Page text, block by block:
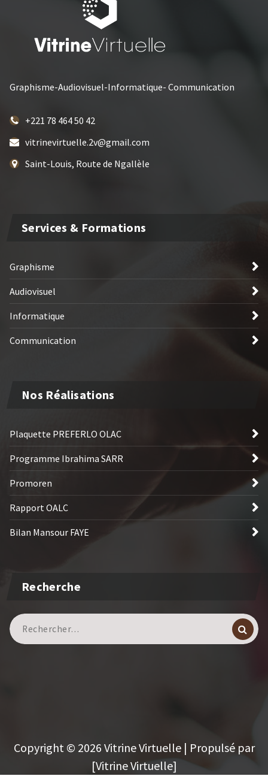
Graphisme-Audiovisuel-Informatique- Communication
+221 78 464 50 42
vitrinevirtuelle.2v@gmail.com
Saint-Louis, Route de Ngallèle
Services & Formations
Graphisme
Audiovisuel
Informatique
Communication
Nos Réalisations
Plaquette PREFERLO OLAC
Programme Ibrahima SARR
Promoren
Rapport OALC
Bilan Mansour FAYE
Recherche
Copyright © 2026 Vitrine Virtuelle | Propulsé par
[Vitrine Virtuelle]